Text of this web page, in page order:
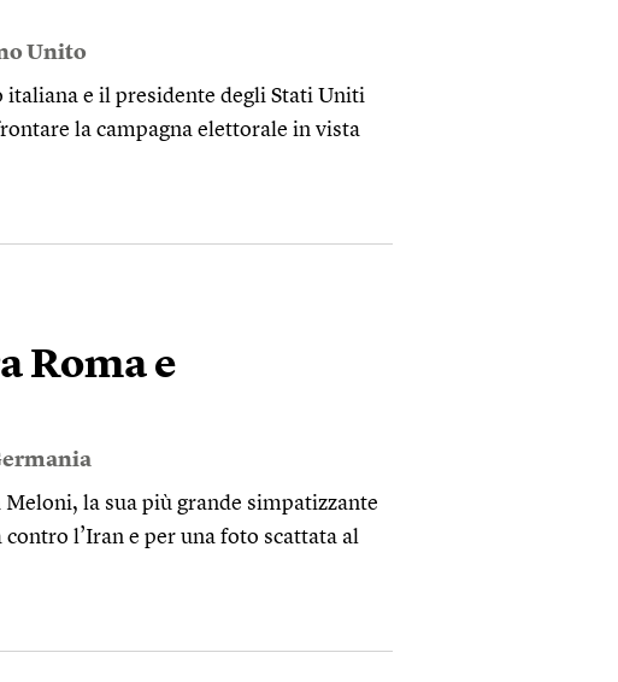
Unito
e il presidente degli Stati Uniti
la campagna elettorale in vista
Roma e
la sua più grande simpatizzante
l’Iran e per una foto scattata al